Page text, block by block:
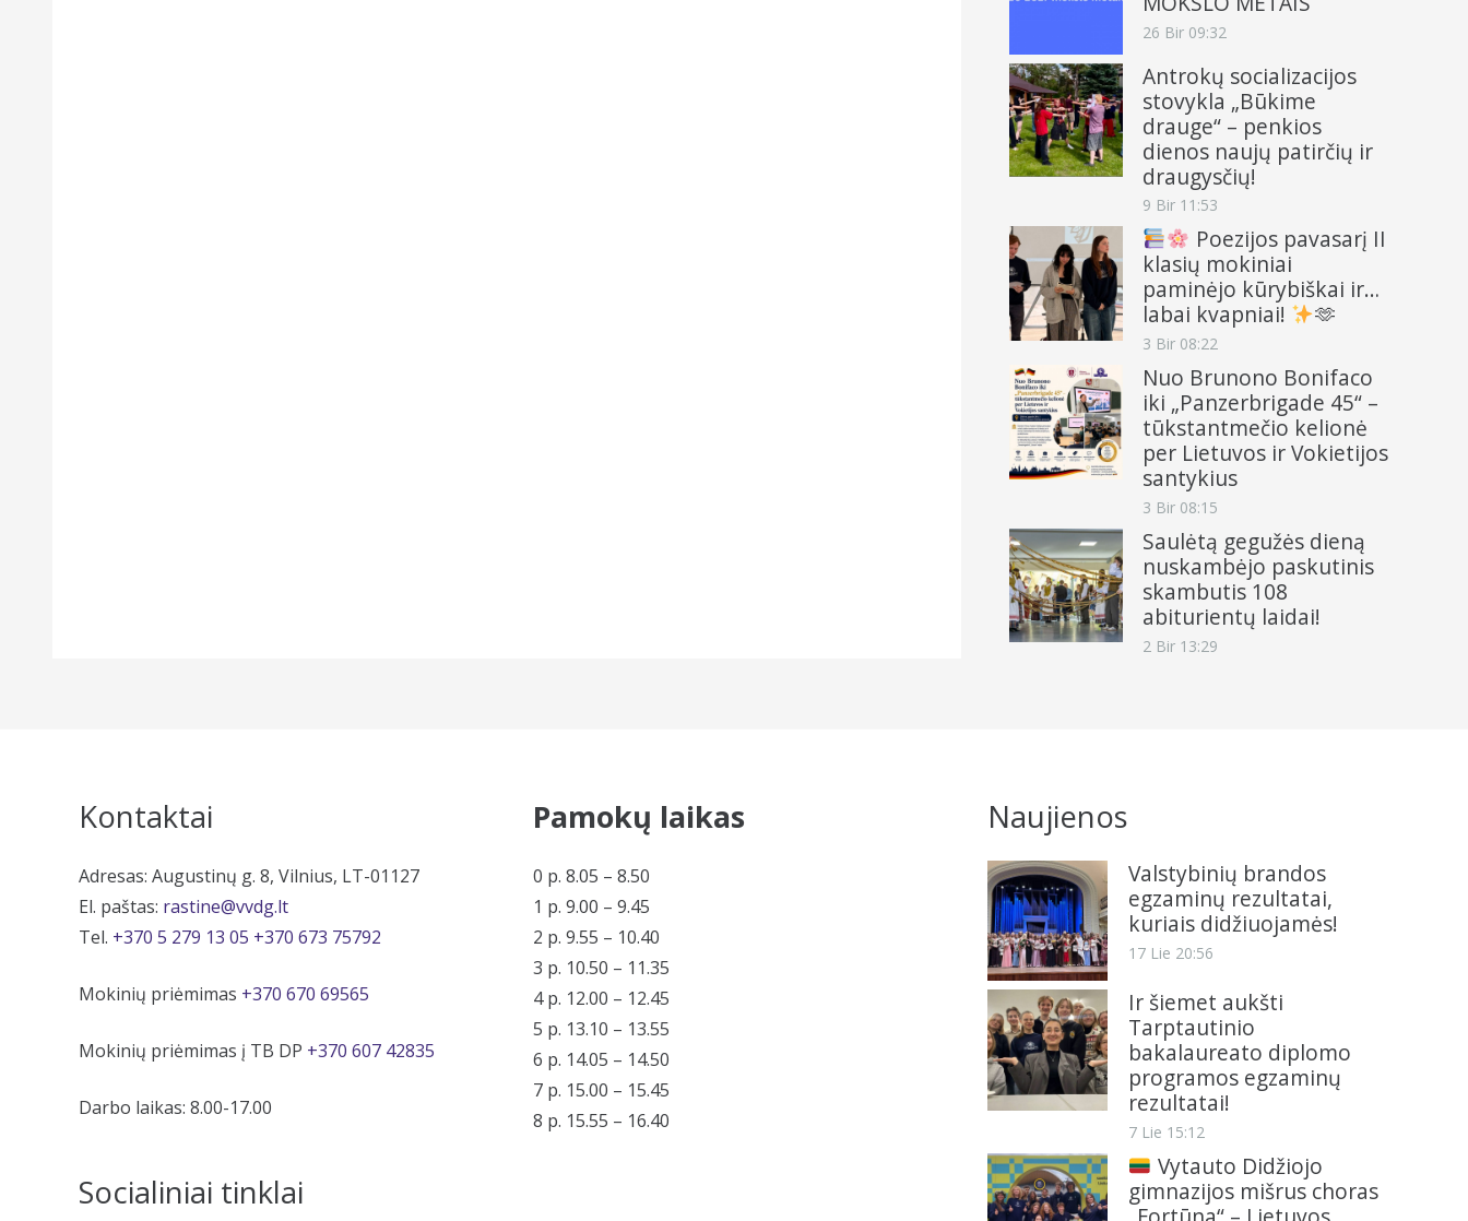
26 Bir 09:32
Antrokų socializacijos
stovykla „Būkime
drauge“ – penkios
dienos naujų patirčių ir
draugysčių!
9 Bir 11:53
Poezijos pavasarį II
klasių mokiniai
paminėjo kūrybiškai ir…
labai kvapniai!
🫶
3 Bir 08:22
Nuo Brunono Bonifaco
iki „Panzerbrigade 45“ –
tūkstantmečio kelionė
per Lietuvos ir Vokietijos
santykius
3 Bir 08:15
Saulėtą gegužės dieną
nuskambėjo paskutinis
skambutis 108
abiturientų laidai!
2 Bir 13:29
Kontaktai
Adresas: Augustinų g. 8, Vilnius, LT-01127
El. paštas: rastine@vvdg.lt
Tel. +370 5 279 13 05 +370 673 75792
Mokinių priėmimas +370 670 69565
Mokinių priėmimas į TB DP +370 607 42835
Darbo laikas: 8.00-17.00
Socialiniai tinklai
Pamokų laikas
0 p. 8.05 – 8.50
1 p. 9.00 – 9.45
2 p. 9.55 – 10.40
3 p. 10.50 – 11.35
4 p. 12.00 – 12.45
5 p. 13.10 – 13.55
6 p. 14.05 – 14.50
7 p. 15.00 – 15.45
8 p. 15.55 – 16.40
Naujienos
Valstybinių brandos
egzaminų rezultatai,
kuriais didžiuojamės!
17 Lie 20:56
Ir šiemet aukšti
Tarptautinio
bakalaureato diplomo
programos egzaminų
rezultatai!
7 Lie 15:12
Vytauto Didžiojo
gimnazijos mišrus choras